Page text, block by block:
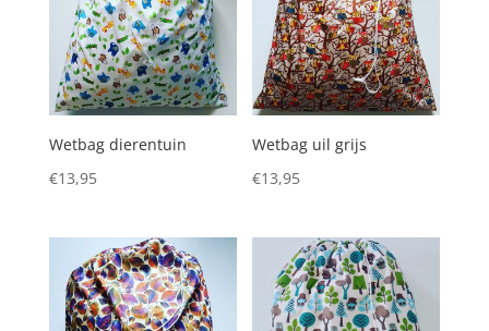
Wetbag dierentuin
€13,95
Wetbag uil grijs
€13,95